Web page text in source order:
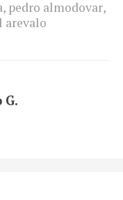
, pedro almodovar,
arevalo
G.